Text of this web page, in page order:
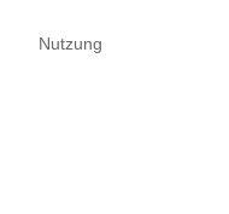
Nutzung